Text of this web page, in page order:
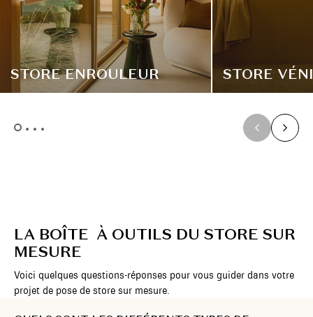
STORE ENROULEUR STORE
LA BOÎTE À OUTILS DU STORE SUR
MESURE
Voici quelques questions-réponses pour vous guider dans votre
projet de pose de store sur mesure.